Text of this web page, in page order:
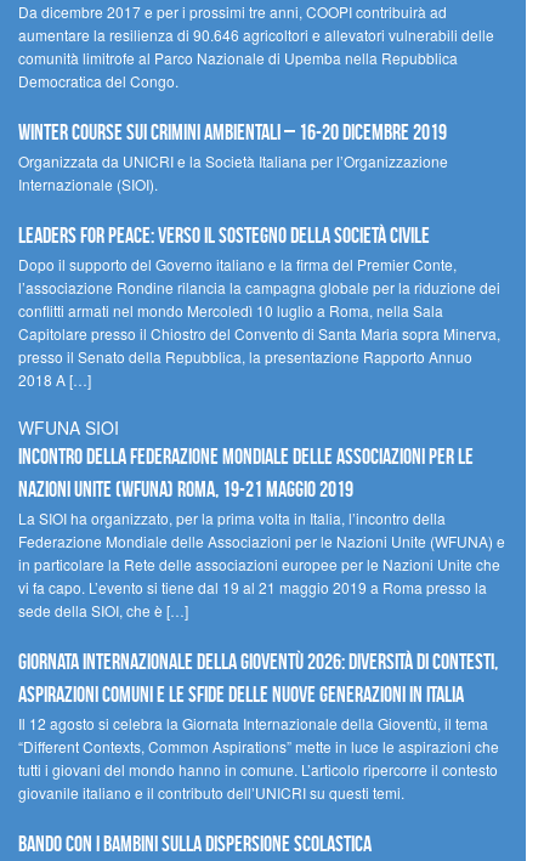
Da dicembre 2017 e per i prossimi tre anni, COOPI contribuirà ad
aumentare la resilienza di 90.646 agricoltori e allevatori vulnerabili delle
comunità limitrofe al Parco Nazionale di Upemba nella Repubblica
Democratica del Congo.
Winter Course sui Crimini Ambientali – 16-20 Dicembre 2019
Organizzata da UNICRI e la Società Italiana per l’Organizzazione
Internazionale (SIOI).
Leaders for peace: verso il sostegno della società civile
Dopo il supporto del Governo italiano e la firma del Premier Conte,
l’associazione Rondine rilancia la campagna globale per la riduzione dei
conflitti armati nel mondo Mercoledì 10 luglio a Roma, nella Sala
Capitolare presso il Chiostro del Convento di Santa Maria sopra Minerva,
presso il Senato della Repubblica, la presentazione Rapporto Annuo
2018 A […]
WFUNA SIOI
Incontro della Federazione Mondiale delle Associazioni per le
Nazioni Unite (WFUNA) Roma, 19-21 maggio 2019
La SIOI ha organizzato, per la prima volta in Italia, l’incontro della
Federazione Mondiale delle Associazioni per le Nazioni Unite (WFUNA) e
in particolare la Rete delle associazioni europee per le Nazioni Unite che
vi fa capo. L’evento si tiene dal 19 al 21 maggio 2019 a Roma presso la
sede della SIOI, che è […]
GIORNATA INTERNAZIONALE DELLA GIOVENTÙ 2026: DIVERSITÀ DI CONTESTI,
ASPIRAZIONI COMUNI E LE SFIDE DELLE NUOVE GENERAZIONI IN ITALIA
Il 12 agosto si celebra la Giornata Internazionale della Gioventù, il tema
“Different Contexts, Common Aspirations” mette in luce le aspirazioni che
tutti i giovani del mondo hanno in comune. L’articolo ripercorre il contesto
giovanile italiano e il contributo dell’UNICRI su questi temi.
Bando Con i Bambini sulla dispersione scolastica